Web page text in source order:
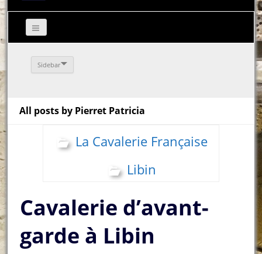
Sidebar
All posts by Pierret Patricia
La Cavalerie Française
Libin
Cavalerie d’avant-
garde à Libin